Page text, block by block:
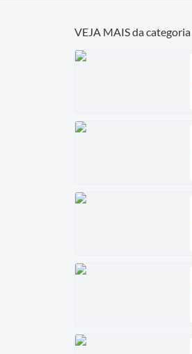
VEJA MAIS da categoria